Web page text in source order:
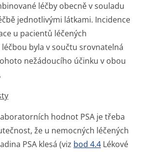
léčby obecně v souladu
jednotlivými látkami. Incidence
u pacientů léčených
byla v součtu srovnatelná
nežádoucího účinku v obou
hodnot PSA je třeba
že u nemocných léčených
PSA klesá (viz bod 4.4 Lékové